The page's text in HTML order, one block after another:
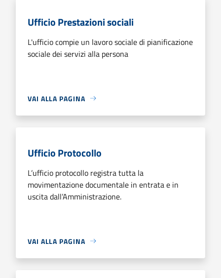
Ufficio Prestazioni sociali
L'ufficio compie un lavoro sociale di pianificazione
sociale dei servizi alla persona
VAI ALLA PAGINA
Ufficio Protocollo
L’ufficio protocollo registra tutta la
movimentazione documentale in entrata e in
uscita dall’Amministrazione.
VAI ALLA PAGINA